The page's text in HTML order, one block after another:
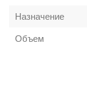
Назначение
Объем